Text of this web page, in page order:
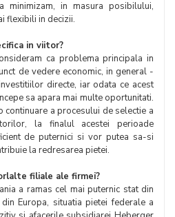
minimizam, in masura posibilului,
flexibili in decizii.
in viitor?
ca problema principala in
de vedere economic, in general -
directe, iar odata ce acest
sa apara mai multe oportunitati.
continuare a procesului de selectie a
la finalul acestei perioade
de puternici si vor putea sa-si
la redresarea pietei.
filiale ale firmei?
a ramas cel mai puternic stat din
Europa, situatia pietei federale a